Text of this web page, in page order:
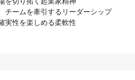
チームを牽引するリーダーシップ
実性を楽しめる柔軟性